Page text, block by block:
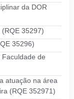
da DOR
35297)
35296)
de
atuação na área
(RQE 352971)